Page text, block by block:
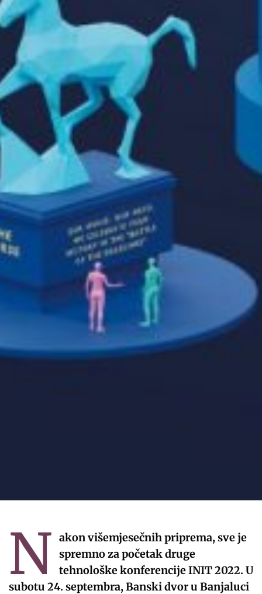
N akon višemjesečnih priprema, sve je
spremno za početak druge
tehnološke konferencije INIT 2022. U
subotu 24. septembra, Banski dvor u Banjaluci